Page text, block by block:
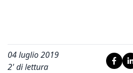
04 luglio 2019
2' di lettura